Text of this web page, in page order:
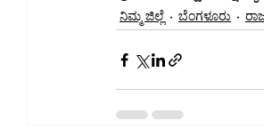
ನಿಮ್ಮ ಜಿಲ್ಲೆ ಬೆಂಗಳೂರು